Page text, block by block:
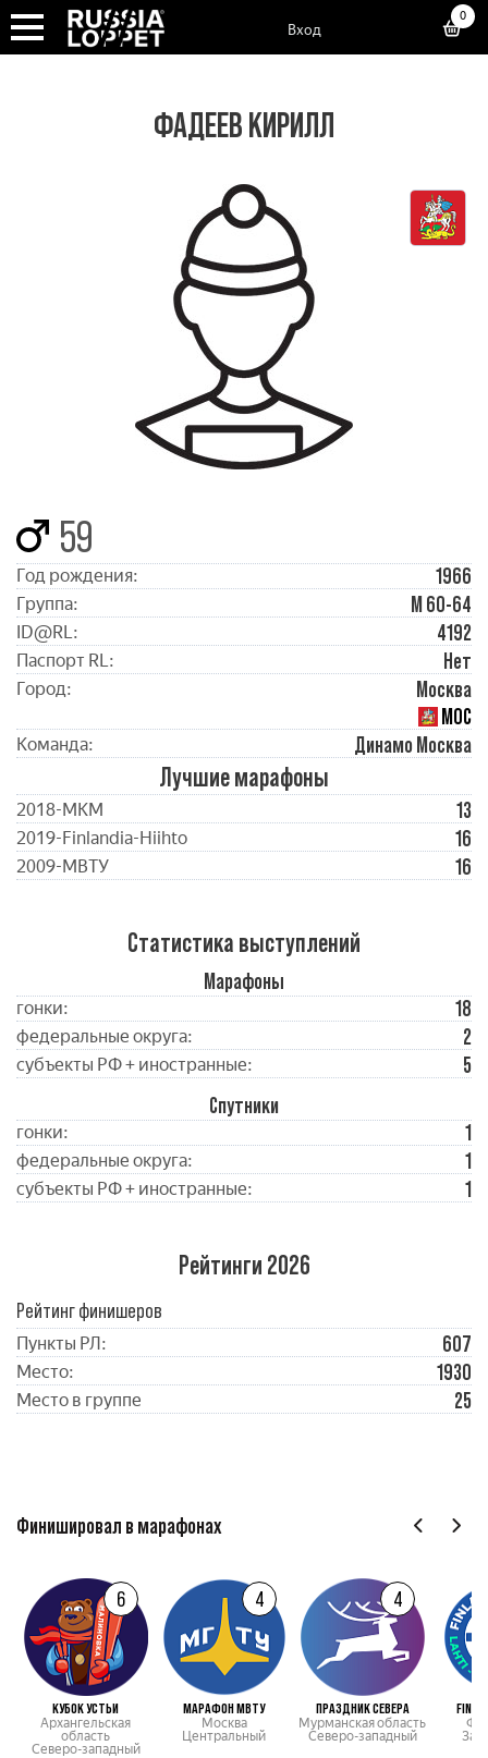
Вход
0
ФАДЕЕВ КИРИЛЛ
59
Год рождения: 1966
Группа: М 60-64
ID@RL: 4192
Паспорт RL: Нет
Город:
Москва
МОС
Команда: Динамо Москва
Лучшие марафоны
2018-МКМ 13
2019-Finlandia-Hiihto 16
2009-МВТУ 16
Статистика выступлений
Марафоны
гонки: 18
федеральные округа: 2
субъекты РФ + иностранные:
5
Спутники
гонки: 1
федеральные округа: 1
субъекты РФ + иностранные: 1
Рейтинги 2026
Рейтинг финишеров
Пункты РЛ: 607
Место: 1930
Место в группе 25
Финишировал в марафонах
6
КУБОК УСТЬИ
Архангельская
область
Северо-западный
4
МАРАФОН МВТУ
Москва
Центральный
4
ПРАЗДНИК СЕВЕРА
Мурманская область
Северо-западный